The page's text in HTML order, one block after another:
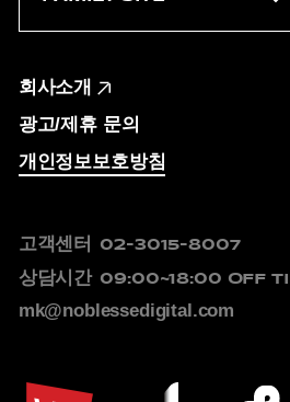
회사소개
광고/제휴 문의
개인정보보호방침
고객센터 02-3015-8007
상담시간 09:00~18:00 OFF
mk@noblessedigital.com